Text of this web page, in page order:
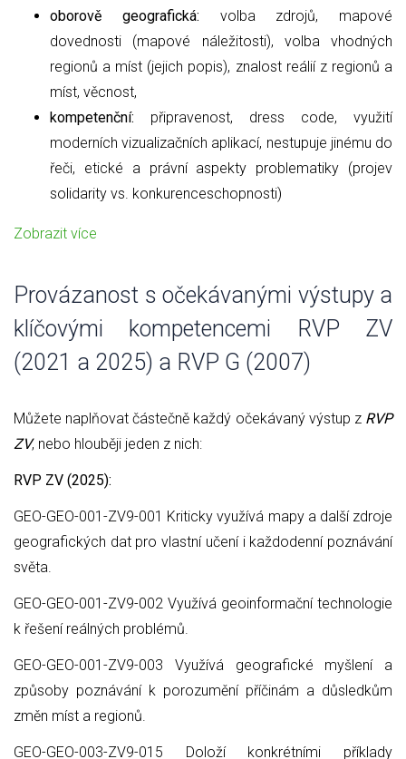
oborově geografická: volba zdrojů, mapové
dovednosti (mapové náležitosti), volba vhodných
regionů a míst (jejich popis), znalost reálií z regionů a
míst, věcnost,
kompetenční: připravenost, dress code, využití
moderních vizualizačních aplikací, nestupuje jinému do
řeči, etické a právní aspekty problematiky (projev
solidarity vs. konkurenceschopnosti)
Zobrazit více
Provázanost s očekávanými výstupy a
klíčovými kompetencemi RVP ZV
(2021 a 2025) a RVP G (2007)
Můžete naplňovat částečně každý očekávaný výstup z RVP
ZV, nebo hlouběji jeden z nich:
RVP ZV (2025):
GEO-GEO-001-ZV9-001 Kriticky využívá mapy a další zdroje
geografických dat pro vlastní učení i každodenní poznávání
světa.
GEO-GEO-001-ZV9-002 Využívá geoinformační technologie
k řešení reálných problémů.
GEO-GEO-001-ZV9-003 Využívá geografické myšlení a
způsoby poznávání k porozumění příčinám a důsledkům
změn míst a regionů.
GEO-GEO-003-ZV9-015 Doloží konkrétními příklady